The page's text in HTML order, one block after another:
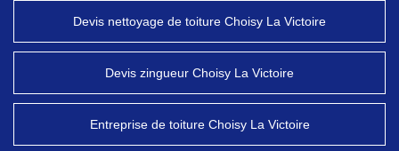
Devis nettoyage de toiture Choisy La Victoire
Devis zingueur Choisy La Victoire
Entreprise de toiture Choisy La Victoire